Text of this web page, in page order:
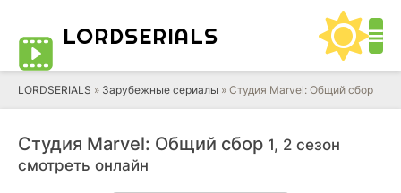
LORDSERIALS
LORDSERIALS » Зарубежные сериалы » Студия Marvel: Общий сбор
Студия Marvel: Общий сбор 1, 2 сезон
смотреть онлайн